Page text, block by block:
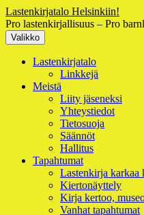
Siirry
sisältöön
Lastenkirjatalo Helsinkiin!
Pro lastenkirjallisuus – Pro
Valikko
Ensisijainen
valikko
Lastenkirjatalo
Linkkejä
Meistä
Liity jäseneksi
Yhteystiedot
Tietosuoja
Säännöt
Hallitus
Tapahtumat
Lastenkirja karkaa
Kiertonäyttely
Kirja kertoo,
Vanhat tapahtumat